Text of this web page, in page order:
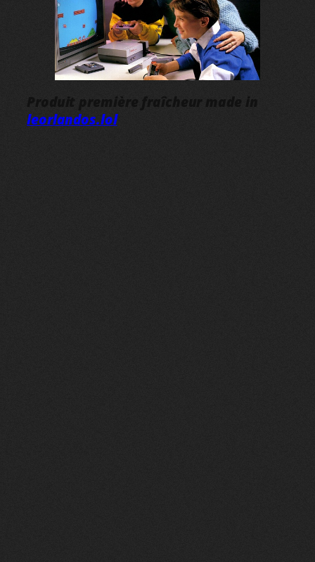
Produit première fraîcheur made in
leorlandos.lol